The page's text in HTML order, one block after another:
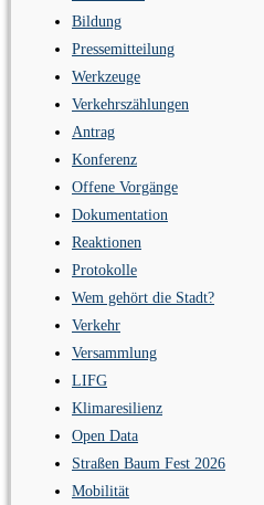
Bildung
Pressemitteilung
Werkzeuge
Verkehrszählungen
Antrag
Konferenz
Offene Vorgänge
Dokumentation
Reaktionen
Protokolle
Wem gehört die Stadt?
Verkehr
Versammlung
LIFG
Klimaresilienz
Open Data
Straßen Baum Fest 2026
Mobilität